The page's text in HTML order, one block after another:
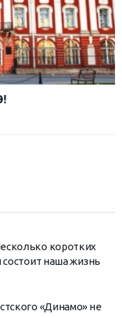
коротких
наша жизнь
«Динамо» не